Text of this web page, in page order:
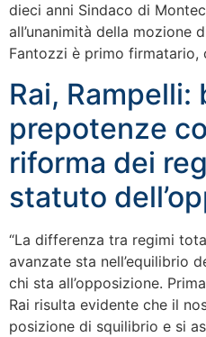
dieci anni Sindaco di
all’unanimità della mozione
Fantozzi è primo firmatario,
Rai, Rampelli:
prepotenze
riforma dei
statuto
“La differenza tra regimi
avanzate sta nell’equilibrio
chi sta all’opposizione.
Rai risulta evidente che il
posizione di squilibrio e si